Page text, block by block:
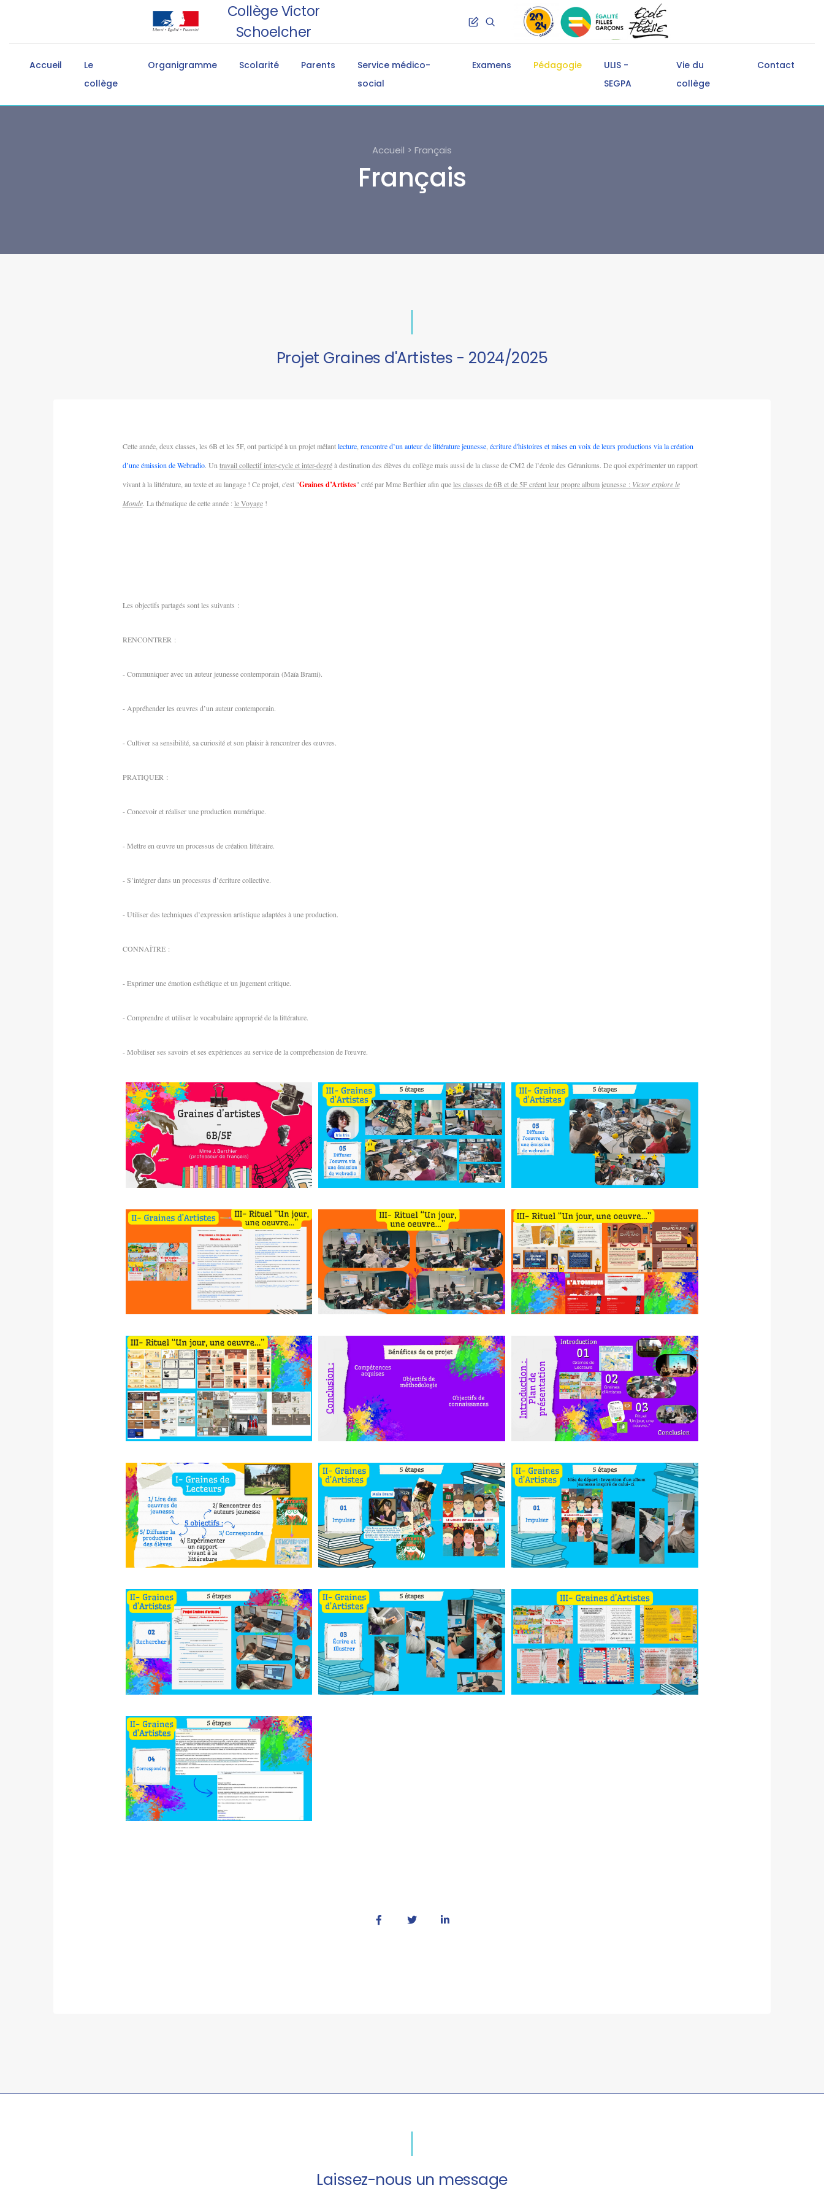
Collège Victor
Schoelcher
Accueil
Le
collège
Organigramme Scolarité Parents
Service médico-
social
Examens Pédagogie
ULIS -
SEGPA
Vie du
collège
Contact
Accueil > Français
Français
Projet Graines d'Artistes - 2024/2025
Cette année, deux classes, les 6B et les 5F, ont participé à un projet mêlantlecture, rencontre d’un auteur de littérature jeunesse, écriture d'histoires et mises en voix de leurs productions via la création
d’une émission de Webradio. Un travail collectif inter-cycle et inter-degréà destination des élèves du collège mais aussi de la classe de CM2 de l’école des Géraniums. De quoi expérimenter un rapport
vivant à la littérature, au texte et au langage ! Ce projet, c'est "Graines d’Artistes" créé par Mme Berthier afin queles classes de 6B et de 5F créent leur propre album jeunesse : Victor explore le
Monde. La thématique de cette année : le Voyage!
Les objectifs partagés sont les suivants :
RENCONTRER :
- Communiquer avec un auteur jeunesse contemporain (Maïa Brami).
- Appréhender les œuvres d’un auteur contemporain.
- Cultiver sa sensibilité, sa curiosité et son plaisir à rencontrer des œuvres.
PRATIQUER :
- Concevoir et réaliser une production numérique.
- Mettre en œuvre un processus de création littéraire.
- S’intégrer dans un processus d’écriture collective.
- Utiliser des techniques d’expression artistique adaptées à une production.
CONNAÎTRE :
- Exprimer une émotion esthétique et un jugement critique.
- Comprendre et utiliser le vocabulaire approprié de la littérature.
- Mobiliser ses savoirs et ses expériences au service de la compréhension de l'œuvre.
Laissez-nous un message